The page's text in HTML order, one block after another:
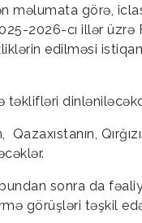
görə,
2026-cı illər üzrə
edilməsi
təklifləri
sonra da
görüşləri təşkil